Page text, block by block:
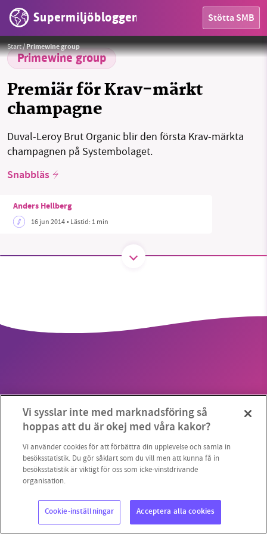
Supermiljöbloggen Stötta SMB
OMRÅDEN
MILJÖFAKTA
OM OSS
Sparade inlägg
Threads
Start/Primewine group
Primewine group
Premiär för Krav-märkt
champagne
Duval-Leroy Brut Organic blir den första Krav-märkta
champagnen på Systembolaget.
Snabbläs
Anders Hellberg
16 jun 2014• Lästid: 1 min
Foto:Krav
Copyright 2023 © Supermiljöbloggen Cookieinställningar
SMB kämpar för en hållbar framtid. Sedan
starten 2010 har vår ideella redaktion drivit
vill hjälpa oss.
Stötta vårt arbete genom att swisha en slant till
1231368703
Läs vad vi vill göra
Vi sysslar inte med marknadsföring så
hoppas att du är okej med våra kakor?
Vi använder cookies för att förbättra din upplevelse och samla in
besöksstatistik. Du gör såklart som du vill men att kunna få in
besöksstatistik är viktigt för oss som icke-vinstdrivande
organisation.
Cookie-inställningar Acceptera alla cookies